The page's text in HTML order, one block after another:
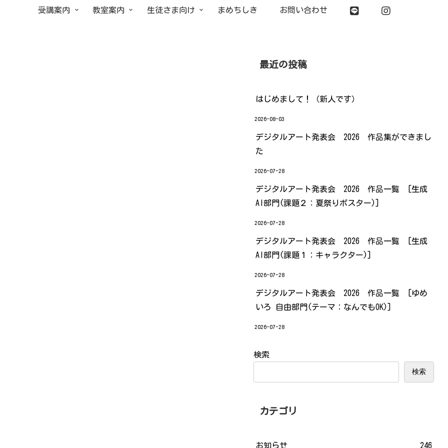
受講案内 教室案内 生徒さま向け まめちしき お問い合わせ
最近の投稿
はじめまして！（新人です）
2026-08-03
デジタルアート発表会 2026 作品集ができまし
た
2026-07-28
デジタルアート発表会 2026 作品一覧 [生成
AI部門(課題２：夏祭りポスター)]
2026-07-28
デジタルアート発表会 2026 作品一覧 [生成
AI部門(課題１：キャラクター)]
2026-07-28
デジタルアート発表会 2026 作品一覧 [ゆめ
いろ 自由部門(テーマ：なんでもOK)]
2026-07-28
検索
検索
カテゴリ
お知らせ 246